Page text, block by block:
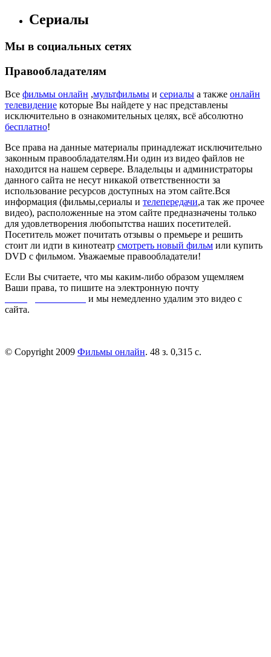
Сериалы
Мы в социальных сетях
Правообладателям
Все фильмы онлайн ,мультфильмы и сериалы а также онлайн
телевидение которые Вы найдете у нас представлены
исключительно в ознакомительных целях, всё абсолютно
бесплатно!
Все права на данные материалы принадлежат исключительно
законным правообладателям.Ни один из видео файлов не
находится на нашем сервере. Владельцы и администраторы
данного сайта не несут никакой ответственности за
использование ресурсов доступных на этом сайте.Вся
информация (фильмы,сериалы и телепередачи,а так же прочее
видео), расположенные на этом сайте предназначены только
для удовлетворения любопытства наших посетителей.
Посетитель может почитать отзывы о премьере и решить
стоит ли идти в кинотеатр смотреть новый фильм или купить
DVD с фильмом. Уважаемые правообладатели!
Если Вы считаете, что мы каким-либо образом ущемляем
Ваши права, то пишите на электронную почту
и мы немедленно удалим это видео с
сайта.
© Copyright 2009 Фильмы онлайн. 48 з. 0,315 с.